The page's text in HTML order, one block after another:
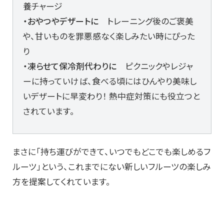
養チャージ
・おやつやデザートに
トレーニング後のご褒美
や、甘いものを罪悪感なく楽しみたい時にぴった
り
・凍らせて保冷剤代わりに
ピクニックやレジャ
ーに持っていけば、食べる頃にはひんやり美味し
いデザートに早変わり！ 熱中症対策にも役立つと
されています。
まさに「持ち運びができて、いつでもどこでも楽しめるフ
ルーツ」という、これまでにない新しいフルーツの楽しみ
方を提案してくれています。